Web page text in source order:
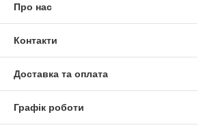
Про нас
Контакти
Доставка та оплата
Графік роботи